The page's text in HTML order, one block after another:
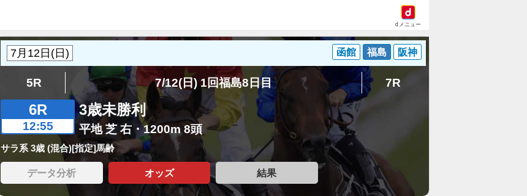
dメニュー
函館 福島 阪神
5R 7/12(日) 1回福島8日目 7R
6R
12:55
3歳未勝利
平地 芝 右・1200m 8頭
サラ系 3歳 (混合)[指定]馬齢
データ分析 オッズ 結果